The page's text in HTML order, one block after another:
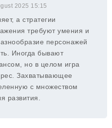
2025 15:15
а стратегии
требуют умения и
персонажей
Иногда бывают
но в целом игра
Захватывающее
с множеством
развития.